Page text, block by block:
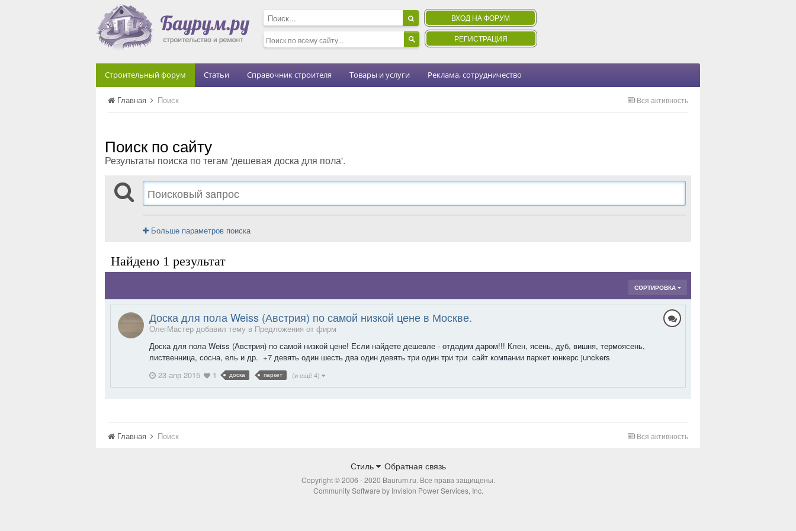
ВХОД НА ФОРУМ
РЕГИСТРАЦИЯ
Строительный форум Статьи Справочник строителя Товары и услуги Реклама, сотрудничество
Вся активность
Главная Поиск
Поиск по сайту
Результаты поиска по тегам 'дешевая доска для пола'.
Больше параметров поиска
Найдено 1 результат
СОРТИРОВКА
Доска для пола Weiss (Австрия) по самой низкой цене в Москве.
ОлегМастер добавил тему в Предложения от фирм
Доска для пола Weiss (Австрия) по самой низкой цене! Если найдете дешевле - отдадим даром!!! Клен, ясень, дуб, вишня, термоясень,
лиственница, сосна, ель и др. +7 девять один шесть два один девять три один три три сайт компании паркет юнкерс junckers
23 апр 2015
1 доска паркет (и ещё 4)
Вся активность
Главная Поиск
Стиль Обратная связь
Copyright © 2006 - 2020 Baurum.ru. Все права защищены.
Community Software by Invision Power Services, Inc.